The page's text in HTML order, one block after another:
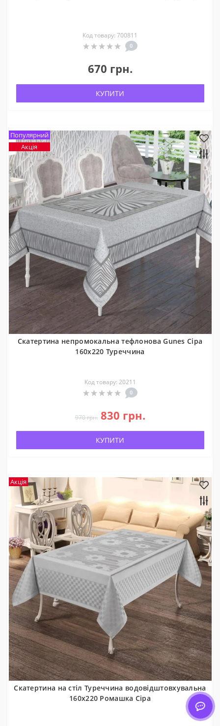
Код товару: 700811
0
670 грн.
КУПИТИ
Популярний
Акція
Скатертина непромокальна тефлонова Gunes Сіра
160x220 Туреччина
Код товару: 20211
0
970 грн. 830 грн.
КУПИТИ
Акція
Скатертина на стіл Туреччина водовідштовхувальна
160x220 Ромашка Сіра